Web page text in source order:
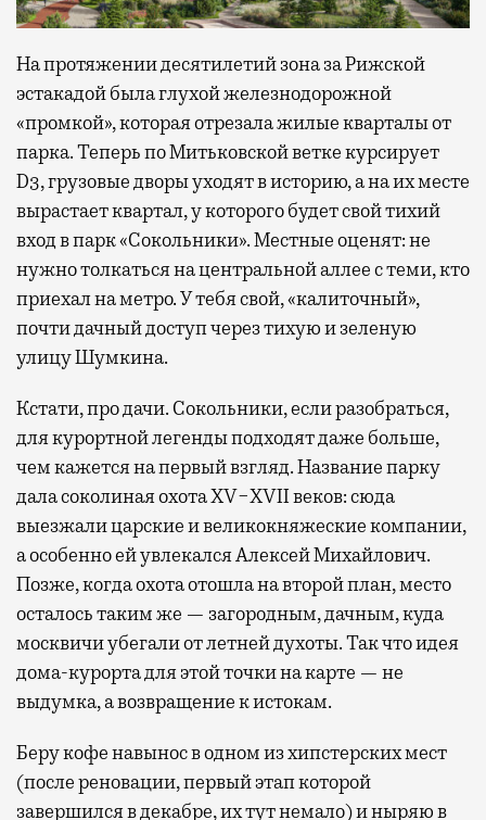
На протяжении десятилетий зона за Рижской
эстакадой была глухой железнодорожной
«промкой», которая отрезала жилые кварталы от
парка. Теперь по Митьковской ветке курсирует
D3, грузовые дворы уходят в историю, а на их месте
вырастает квартал, у которого будет свой тихий
вход в парк «Сокольники». Местные оценят: не
нужно толкаться на центральной аллее с теми, кто
приехал на метро. У тебя свой, «калиточный»,
почти дачный доступ через тихую и зеленую
улицу Шумкина.
Кстати, про дачи. Сокольники, если разобраться,
для курортной легенды подходят даже больше,
чем кажется на первый взгляд. Название парку
дала соколиная охота XV−XVII веков: сюда
выезжали царские и великокняжеские компании,
а особенно ей увлекался Алексей Михайлович.
Позже, когда охота отошла на второй план, место
осталось таким же — загородным, дачным, куда
москвичи убегали от летней духоты. Так что идея
дома-курорта для этой точки на карте — не
выдумка, а возвращение к истокам.
Беру кофе навынос в одном из хипстерских мест
(после реновации, первый этап которой
завершился в декабре, их тут немало) и ныряю в